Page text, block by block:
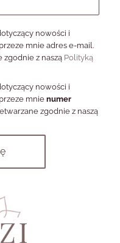
nowości i
mnie adres e-mail.
zgodnie z naszą Polityką
nowości i
mnie numer
zgodnie z naszą